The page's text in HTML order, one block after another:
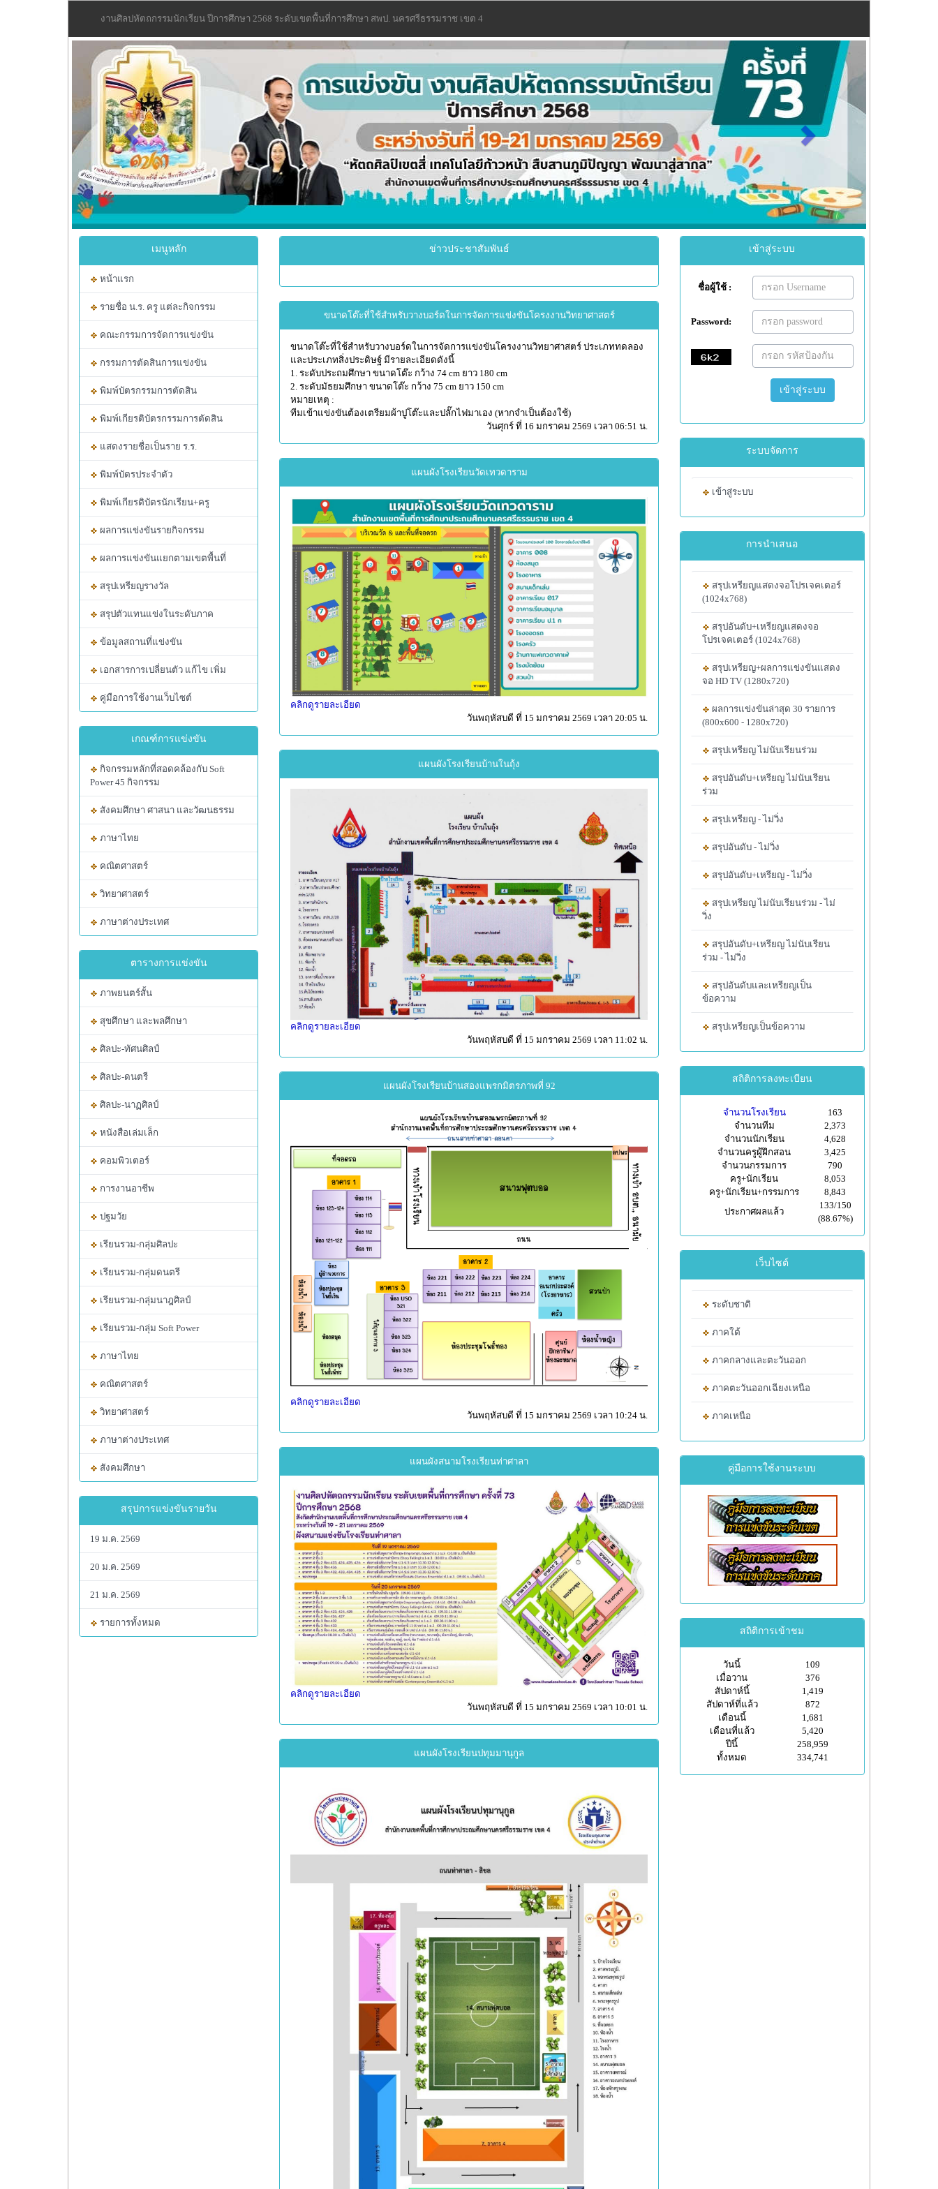
งานศิลปหัตถกรรมนักเรียน ปีการศึกษา 2568 ระดับเขตพื้นที่การศึกษา สพป. นครศรีธรรมราช เขต 4
Previous Next
เมนูหลัก
หน้าแรก
รายชื่อ น.ร. ครู แต่ละกิจกรรม
คณะกรรมการจัดการแข่งขัน
กรรมการตัดสินการแข่งขัน
พิมพ์บัตรกรรมการตัดสิน
พิมพ์เกียรติบัตรกรรมการตัดสิน
แสดงรายชื่อเป็นราย ร.ร.
พิมพ์บัตรประจำตัว
พิมพ์เกียรติบัตรนักเรียน+ครู
ผลการแข่งขันรายกิจกรรม
ผลการแข่งขันแยกตามเขตพื้นที่
สรุปเหรียญรางวัล
สรุปตัวแทนแข่งในระดับภาค
ข้อมูลสถานที่แข่งขัน
เอกสารการเปลี่ยนตัว แก้ไข เพิ่ม
คู่มือการใช้งานเว็บไซต์
เกณฑ์การแข่งขัน
กิจกรรมหลักที่สอดคล้องกับ Soft
Power 45 กิจกรรม
สังคมศึกษา ศาสนา และวัฒนธรรม
ภาษาไทย
คณิตศาสตร์
วิทยาศาสตร์
ภาษาต่างประเทศ
ตารางการแข่งขัน
ภาพยนตร์สั้น
สุขศึกษา และพลศึกษา
ศิลปะ-ทัศนศิลป์
ศิลปะ-ดนตรี
ศิลปะ-นาฏศิลป์
หนังสือเล่มเล็ก
คอมพิวเตอร์
การงานอาชีพ
ปฐมวัย
เรียนรวม-กลุ่มศิลปะ
เรียนรวม-กลุ่มดนตรี
เรียนรวม-กลุ่มนาฎศิลป์
เรียนรวม-กลุ่ม Soft Power
ภาษาไทย
คณิตศาสตร์
วิทยาศาสตร์
ภาษาต่างประเทศ
สังคมศึกษา
สรุปการแข่งขันรายวัน
19 ม.ค. 2569
20 ม.ค. 2569
21 ม.ค. 2569
รายการทั้งหมด
ข่าวประชาสัมพันธ์
ขนาดโต๊ะ​ที่ใช้สำหรับวางบอร์ดในการจัดการแข่งขันโครงงานวิทยาศาสตร์​
ขนาดโต๊ะ​ที่ใช้สำหรับวางบอร์ดในการจัดการแข่งขันโครงงานวิทยาศาสตร์​ ประเภททดลอง
และประเภทสิ่งประดิษฐ์​ มีรายละเอียดดังนี้
1. ระดับประถมศึกษา​ ขนาดโต๊ะ​ กว้าง​ 74 cm ยาว​ 180 cm
2. ระดับมัธยมศึกษา​ ขนาดโต๊ะ​ กว้าง​ 75 cm ยาว​ 150 cm
หมายเหตุ​ :
ทีมเข้าแข่งขันต้องเตรียม​ผ้าปูโต๊ะและปลั๊กไฟ​มาเอง​ (หากจำเป็นต้องใช้)​
วันศุกร์ ที่ 16 มกราคม 2569 เวลา 06:51 น.
แผนผังโรงเรียนวัดเทวดาราม
คลิกดูรายละเอียด
วันพฤหัสบดี ที่ 15 มกราคม 2569 เวลา 20:05 น.
แผนผังโรงเรียนบ้านในถุ้ง
คลิกดูรายละเอียด
วันพฤหัสบดี ที่ 15 มกราคม 2569 เวลา 11:02 น.
แผนผังโรงเรียนบ้านสองแพรกมิตรภาพที่ 92
คลิกดูรายละเอียด
วันพฤหัสบดี ที่ 15 มกราคม 2569 เวลา 10:24 น.
แผนผังสนามโรงเรียนท่าศาลา
คลิกดูรายละเอียด
วันพฤหัสบดี ที่ 15 มกราคม 2569 เวลา 10:01 น.
แผนผังโรงเรียนปทุมมานุกูล
เข้าสู่ระบบ
ชื่อผู้ใช้ :
Password:
เข้าสู่ระบบ
ระบบจัดการ
เข้าสู่ระบบ
การนำเสนอ
สรุปเหรียญแสดงจอโปรเจคเตอร์
(1024x768)
สรุปอันดับ+เหรียญแสดงจอ
โปรเจคเตอร์ (1024x768)
สรุปเหรียญ+ผลการแข่งขันแสดง
จอ HD TV (1280x720)
ผลการแข่งขันล่าสุด 30 รายการ
(800x600 - 1280x720)
สรุปเหรียญ ไม่นับเรียนร่วม
สรุปอันดับ+เหรียญ ไม่นับเรียน
ร่วม
สรุปเหรียญ - ไม่วิ่ง
สรุปอันดับ - ไม่วิ่ง
สรุปอันดับ+เหรียญ - ไม่วิ่ง
สรุปเหรียญ ไม่นับเรียนร่วม - ไม่
วิ่ง
สรุปอันดับ+เหรียญ ไม่นับเรียน
ร่วม - ไม่วิ่ง
สรุปอันดับและเหรียญเป็น
ข้อความ
สรุปเหรียญเป็นข้อความ
สถิติการลงทะเบียน
จำนวนโรงเรียน
163
จำนวนทีม
2,373
จำนวนนักเรียน
4,628
จำนวนครูผู้ฝึกสอน
3,425
จำนวนกรรมการ
790
ครู+นักเรียน
8,053
ครู+นักเรียน+กรรมการ
8,843
ประกาศผลแล้ว
133/150
(88.67%)
เว็บไซต์
ระดับชาติ
ภาคใต้
ภาคกลางและตะวันออก
ภาคตะวันออกเฉียงเหนือ
ภาคเหนือ
คู่มือการใช้งานระบบ
สถิติการเข้าชม
วันนี้
109
เมื่อวาน
376
สัปดาห์นี้
1,419
สัปดาห์ที่แล้ว
872
เดือนนี้
1,681
เดือนที่แล้ว
5,420
ปีนี้
258,959
ทั้งหมด
334,741